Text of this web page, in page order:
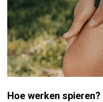
Hoe werken spieren?